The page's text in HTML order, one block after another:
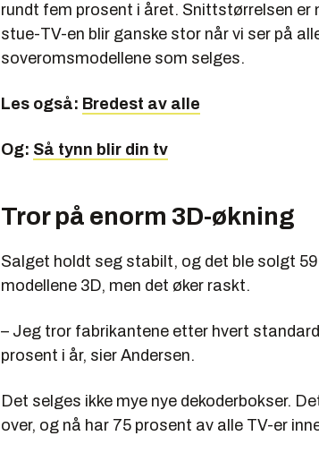
rundt fem prosent i året. Snittstørrelsen er
stue-TV-en blir ganske stor når vi ser på
soveromsmodellene som selges.
Les også: Bredest av alle
Og: Så tynn blir din tv
Tror på enorm 3D-økning
Salget holdt seg stabilt, og det ble solgt
modellene 3D, men det øker raskt.
– Jeg tror fabrikantene etter hvert
prosent i år, sier Andersen.
Det selges ikke mye nye dekoderbokser.
over, og nå har 75 prosent av alle TV-er